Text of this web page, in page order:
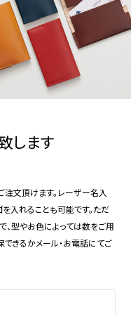
します
注文頂けます。レーザー名入
入れることも可能です。ただ
、型やお色によっては数をご用
きるかメール・お電話にてご